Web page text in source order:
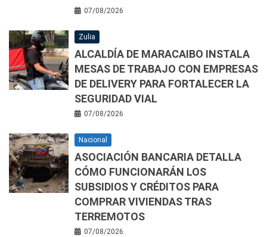
07/08/2026
Zulia
ALCALDÍA DE MARACAIBO INSTALA
MESAS DE TRABAJO CON EMPRESAS
DE DELIVERY PARA FORTALECER LA
SEGURIDAD VIAL
07/08/2026
Nacional
ASOCIACIÓN BANCARIA DETALLA
CÓMO FUNCIONARÁN LOS
SUBSIDIOS Y CRÉDITOS PARA
COMPRAR VIVIENDAS TRAS
TERREMOTOS
07/08/2026